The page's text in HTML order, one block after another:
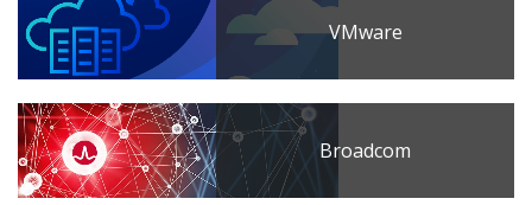
VMware
Broadcom